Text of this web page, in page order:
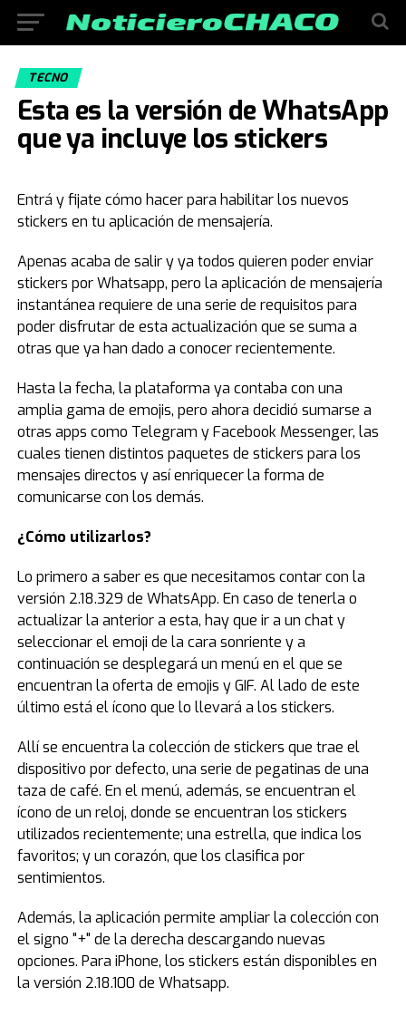
TECNO
Esta es la versión de WhatsApp
que ya incluye los stickers
Entrá y fijate cómo hacer para habilitar los nuevos
stickers en tu aplicación de mensajería.
Apenas acaba de salir y ya todos quieren poder enviar
stickers por Whatsapp, pero la aplicación de mensajería
instantánea requiere de una serie de requisitos para
poder disfrutar de esta actualización que se suma a
otras que ya han dado a conocer recientemente.
Hasta la fecha, la plataforma ya contaba con una
amplia gama de emojis, pero ahora decidió sumarse a
otras apps como Telegram y Facebook Messenger, las
cuales tienen distintos paquetes de stickers para los
mensajes directos y así enriquecer la forma de
comunicarse con los demás.
¿Cómo utilizarlos?
Lo primero a saber es que necesitamos contar con la
versión 2.18.329 de WhatsApp. En caso de tenerla o
actualizar la anterior a esta, hay que ir a un chat y
seleccionar el emoji de la cara sonriente y a
continuación se desplegará un menú en el que se
encuentran la oferta de emojis y GIF. Al lado de este
último está el ícono que lo llevará a los stickers.
Allí se encuentra la colección de stickers que trae el
dispositivo por defecto, una serie de pegatinas de una
taza de café. En el menú, además, se encuentran el
ícono de un reloj, donde se encuentran los stickers
utilizados recientemente; una estrella, que indica los
favoritos; y un corazón, que los clasifica por
sentimientos.
Además, la aplicación permite ampliar la colección con
el signo "+" de la derecha descargando nuevas
opciones. Para iPhone, los stickers están disponibles en
la versión 2.18.100 de Whatsapp.